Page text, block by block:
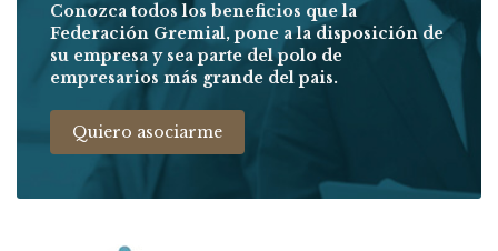
Conozca todos los beneficios que la
Federación Gremial, pone a la disposición de
su empresa y sea parte del polo de
empresarios más grande del pais.
Quiero asociarme